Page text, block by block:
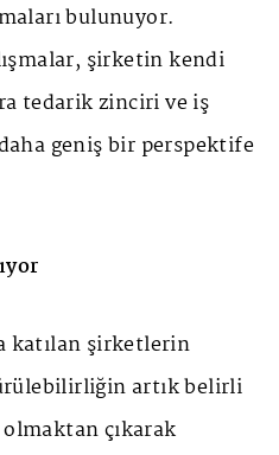
bulunuyor.
şirketin kendi
tedarik zinciri ve iş
geniş bir perspektife
katılan şirketlerin
artık belirli
çıkarak